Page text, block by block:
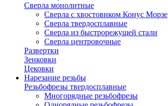
Сверла монолитные
Сверла с хвостовиком Конус Морзе
Сверла твердосплавные
Сверла из быстрорежущей стали
Сверла центровочные
Развертки
Зенковки
Цековки
Нарезание резьбы
Резьбофрезы твердосплавные
Многорядные резьбофрезы